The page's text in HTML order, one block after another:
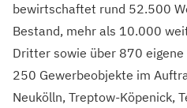
bewirtschaftet rund 52.500
Bestand, mehr als 10.000
Dritter sowie über 870
250 Gewerbeobjekte im
Neukölln, Treptow-Köpenick,